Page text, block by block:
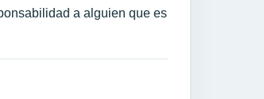
a alguien que es